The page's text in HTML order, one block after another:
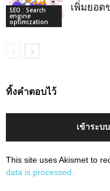
SEO : Search
engine
optimization
เพิ่มยอด
ทิ้งคำตอบไว้
เข้าระบ
This site uses Akismet to
data is processed.